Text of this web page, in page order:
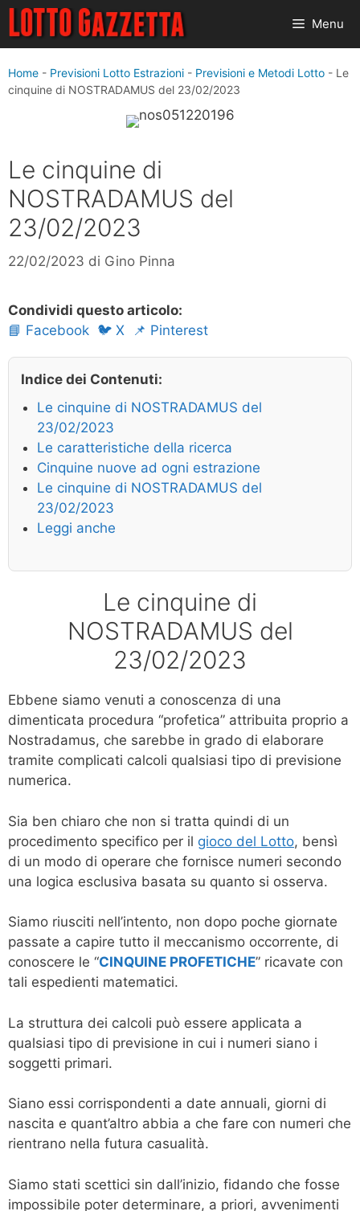
Vai
contenuto
Menu
Home - Previsioni Lotto Estrazioni - Previsioni e Metodi Lotto - Le
cinquine di NOSTRADAMUS del 23/02/2023
Le cinquine di
NOSTRADAMUS del
23/02/2023
22/02/2023 di Gino Pinna
Condividi questo articolo:
📘 Facebook 🐦 X 📌 Pinterest
Indice dei Contenuti:
Le cinquine di NOSTRADAMUS del
23/02/2023
Le caratteristiche della ricerca
Cinquine nuove ad ogni estrazione
Le cinquine di NOSTRADAMUS del
23/02/2023
Leggi anche
Le cinquine di
NOSTRADAMUS del
23/02/2023
Ebbene siamo venuti a conoscenza di una
dimenticata procedura “profetica” attribuita proprio a
Nostradamus, che sarebbe in grado di elaborare
tramite complicati calcoli qualsiasi tipo di previsione
numerica.
Sia ben chiaro che non si tratta quindi di un
procedimento specifico per il gioco del Lotto, bensì
di un modo di operare che fornisce numeri secondo
una logica esclusiva basata su quanto si osserva.
Siamo riusciti nell’intento, non dopo poche giornate
passate a capire tutto il meccanismo occorrente, di
conoscere le “CINQUINE PROFETICHE” ricavate con
tali espedienti matematici.
La struttura dei calcoli può essere applicata a
qualsiasi tipo di previsione in cui i numeri siano i
soggetti primari.
Siano essi corrispondenti a date annuali, giorni di
nascita e quant’altro abbia a che fare con numeri che
rientrano nella futura casualità.
Siamo stati scettici sin dall’inizio, fidando che fosse
impossibile poter determinare, a priori, avvenimenti